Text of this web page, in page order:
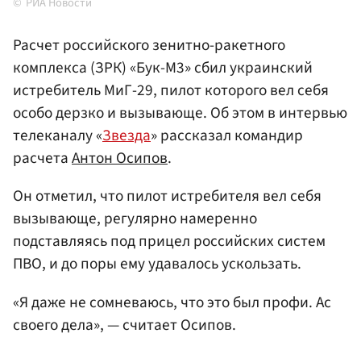
Расчет российского зенитно-ракетного
комплекса (ЗРК) «Бук-М3» сбил украинский
истребитель МиГ-29, пилот которого вел себя
особо дерзко и вызывающе. Об этом в интервью
телеканалу «Звезда» рассказал командир
расчетаАнтон Осипов.
Он отметил, что пилот истребителя вел себя
вызывающе, регулярно намеренно
подставляясь под прицел российских систем
ПВО, и до поры ему удавалось ускользать.
«Я даже не сомневаюсь, что это был профи. Ас
своего дела», — считает Осипов.